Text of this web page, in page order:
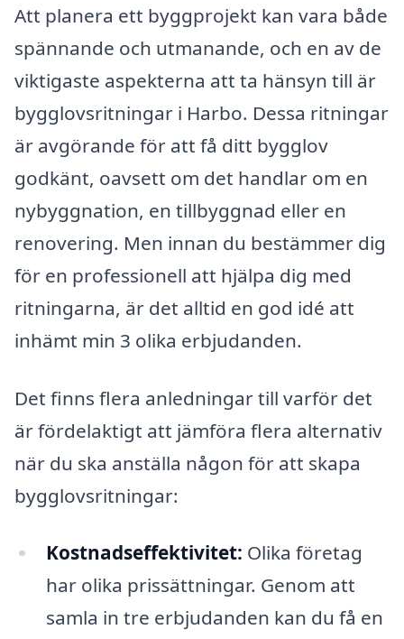
Att planera ett byggprojekt kan vara både
spännande och utmanande, och en av de
viktigaste aspekterna att ta hänsyn till är
bygglovsritningar i Harbo. Dessa ritningar
är avgörande för att få ditt bygglov
godkänt, oavsett om det handlar om en
nybyggnation, en tillbyggnad eller en
renovering. Men innan du bestämmer dig
för en professionell att hjälpa dig med
ritningarna, är det alltid en god idé att
inhämt min 3 olika erbjudanden.
Det finns flera anledningar till varför det
är fördelaktigt att jämföra flera alternativ
när du ska anställa någon för att skapa
bygglovsritningar:
Kostnadseffektivitet: Olika företag
har olika prissättningar. Genom att
samla in tre erbjudanden kan du få en